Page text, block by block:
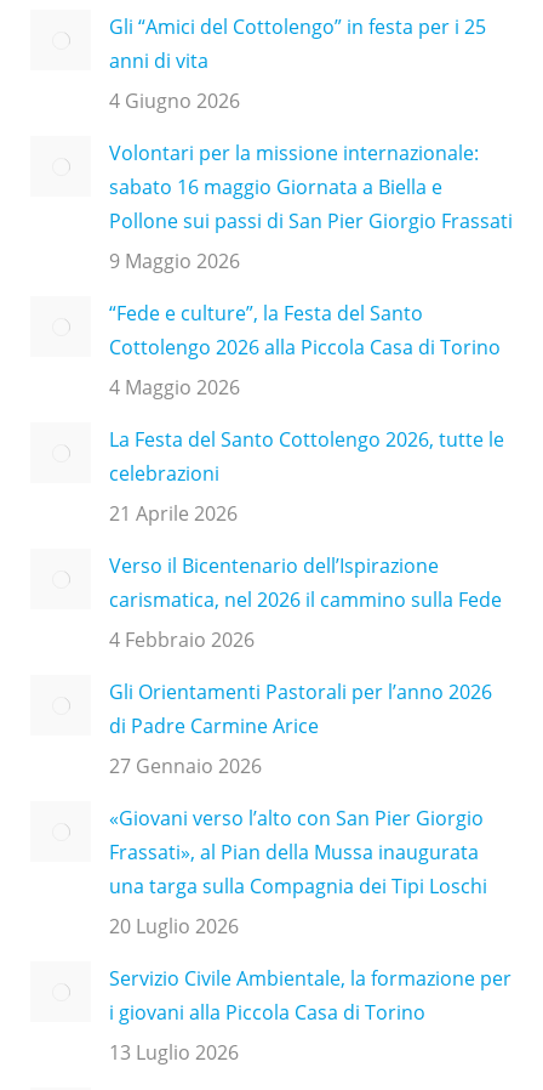
Gli “Amici del Cottolengo” in festa per i 25
anni di vita
4 Giugno 2026
Volontari per la missione internazionale:
sabato 16 maggio Giornata a Biella e
Pollone sui passi di San Pier Giorgio Frassati
9 Maggio 2026
“Fede e culture”, la Festa del Santo
Cottolengo 2026 alla Piccola Casa di Torino
4 Maggio 2026
La Festa del Santo Cottolengo 2026, tutte le
celebrazioni
21 Aprile 2026
Verso il Bicentenario dell’Ispirazione
carismatica, nel 2026 il cammino sulla Fede
4 Febbraio 2026
Gli Orientamenti Pastorali per l’anno 2026
di Padre Carmine Arice
27 Gennaio 2026
«Giovani verso l’alto con San Pier Giorgio
Frassati», al Pian della Mussa inaugurata
una targa sulla Compagnia dei Tipi Loschi
20 Luglio 2026
Servizio Civile Ambientale, la formazione per
i giovani alla Piccola Casa di Torino
13 Luglio 2026